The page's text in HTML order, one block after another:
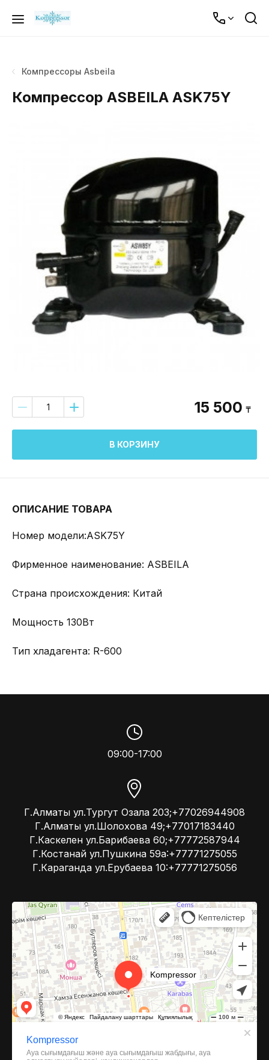
Компрессоры Asbeila
Компрессор ASBEILA ASK75Y
15 500 ₸
В КОРЗИНУ
ОПИСАНИЕ ТОВАРА
Номер модели:АSK75Y
Фирменное наименование: АSBEILA
Страна происхождения: Китай
Мощность 130Вт
Тип хладагента: R-600
09:00-17:00
Г.Алматы ул.Тургут Озала 203;+77026944908
Г.Алматы ул.Шолохова 49;+77017183440
Г.Каскелен ул.Барибаева 60;+77772587944
Г.Костанай ул.Пушкина 59а:+77771275055
Г.Караганда ул.Ерубаева 10:+77771275056
Kompressor
Компрессоры и компрессорное оборудование в Алматы
Системы вентиляции в Алматы